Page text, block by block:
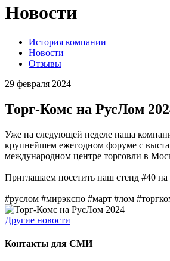
Новости
История компании
Новости
Отзывы
29 февраля 2024
Торг-Комс на РусЛом
Уже на следующей неделе наша
крупнейшем ежегодном форуме с
международном центре торговли в
Приглашаем посетить наш стенд #40
#руслом #мирэкспо #март #лом
Другие новости
Контакты для СМИ